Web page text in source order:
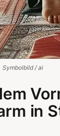
Symbolbild / ai
in